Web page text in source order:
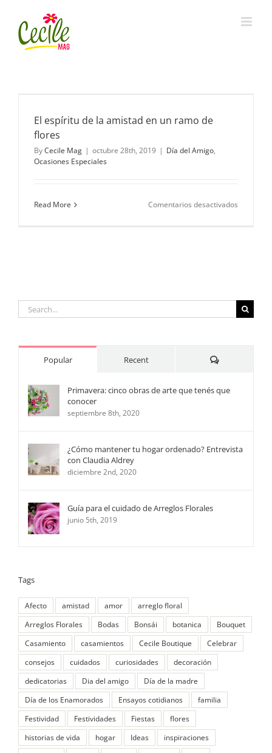
content
El espíritu de la amistad en un ramo de
flores
ByCecile Mag | octubre 28th, 2019 | Día del Amigo,
Ocasiones Especiales
Read More Comentarios desactivados
de
flores
Search
for:
Popular Recent Comments
Primavera: cinco obras de arte que tenés que
conocer
septiembre 8th, 2020
¿Cómo mantener tu hogar ordenado? Entrevista
con Claudia Aldrey
diciembre 2nd, 2020
Guía para el cuidado de Arreglos Florales
junio 5th, 2019
Tags
Afecto amistad amor
arreglo floral
Arreglos Florales
Bodas Bonsái botanica
Bouquet
Casamiento
casamientos Cecile Boutique
Celebrar
consejos
cuidados curiosidades
decoración
dedicatorias
Dia del amigo
Día de la madre
Día de los Enamorados
Ensayos cotidianos
familia
Festividad
Festividades Fiestas
flores
historias de vida
hogar Ideas
inspiraciones